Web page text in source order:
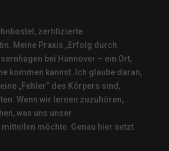
zertifizierte
Meine Praxis „Erfolg durch
bei Hannover – ein Ort,
kommen kannst. Ich glaube daran,
„Fehler“ des Körpers sind,
Wenn wir lernen zuzuhören,
was uns unser
möchte. Genau hier setzt